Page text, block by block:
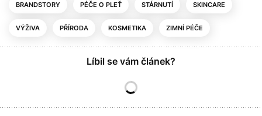
BRANDSTORY PÉČE O PLEŤ STÁRNUTÍ SKINCARE
VÝŽIVA PŘÍRODA KOSMETIKA ZIMNÍ PÉČE
Líbil se vám článek?